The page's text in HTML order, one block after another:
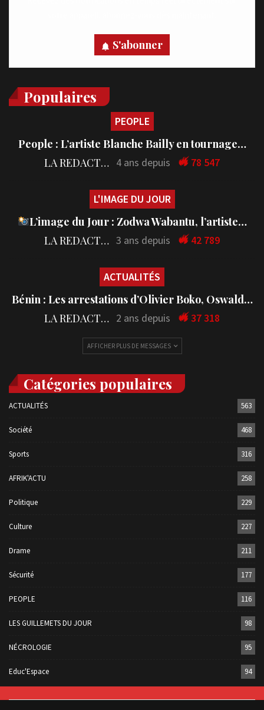
S'abonner
Populaires
PEOPLE
People : L’artiste Blanche Bailly en tournage…
LA REDACTION 4 ans depuis 78 547
L'IMAGE DU JOUR
L’image du Jour : Zodwa Wabantu, l’artiste…
LA REDACTION 3 ans depuis 42 789
ACTUALITÉS
Bénin : Les arrestations d’Olivier Boko, Oswald…
LA REDACTION 2 ans depuis 37 318
AFFICHER PLUS DE MESSAGES
Catégories populaires
ACTUALITÉS 563
Société 468
Sports 316
AFRIK'ACTU 258
Politique 229
Culture 227
Drame 211
Sécurité 177
PEOPLE 116
LES GUILLEMETS DU JOUR 98
NÉCROLOGIE 95
Educ'Espace 94